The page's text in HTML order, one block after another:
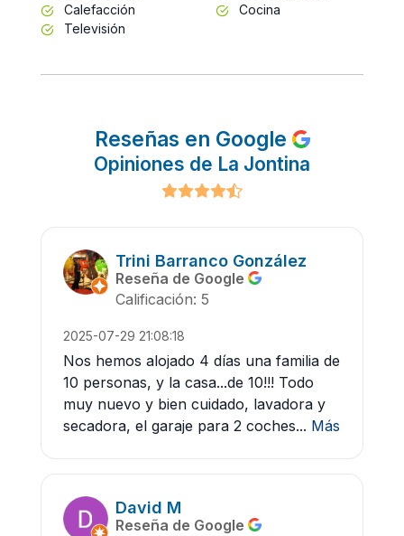
Calefacción
Cocina
Televisión
Reseñas en Google
Opiniones de La Jontina
Trini Barranco González
Reseña de Google
Calificación: 5
2025-07-29 21:08:18
Nos hemos alojado 4 días una familia de
10 personas, y la casa...de 10!!! Todo
muy nuevo y bien cuidado, lavadora y
secadora, el garaje para 2 coches... Más
David M
Reseña de Google